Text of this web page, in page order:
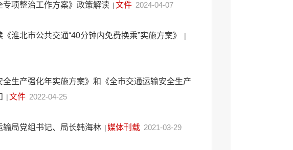
专项整治工作方案》政策解读 |文件 2024-04-07
淮北市公共交通“40分钟内免费换乘”实施方案》 |
生产强化年实施方案》和《全市交通运输安全生产
|文件 2022-04-25
输局党组书记、局长韩海林 |媒体刊载 2021-03-29